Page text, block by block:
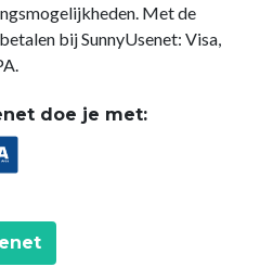
Met de
bij SunnyUsenet: Visa,
doe je met: